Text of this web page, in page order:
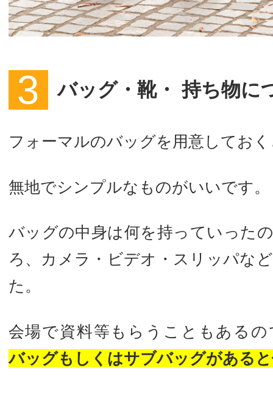
バッグ・靴・ 持ち物に
フォーマルのバッグを用意してお
無地でシンプルなものがいいです。
バッグの中身は何を持っていった
ろ、カメラ・ビデオ・スリッパな
た。
会場で資料等もらうこともあるの
バッグもしくはサブバッグがある